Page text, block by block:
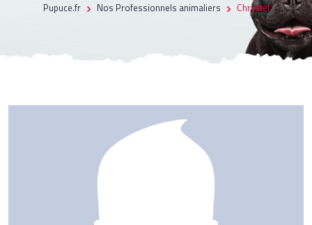
Pupuce.fr Nos Professionnels animaliers Chrystel